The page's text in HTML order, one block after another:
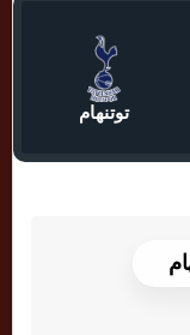
توتنهام